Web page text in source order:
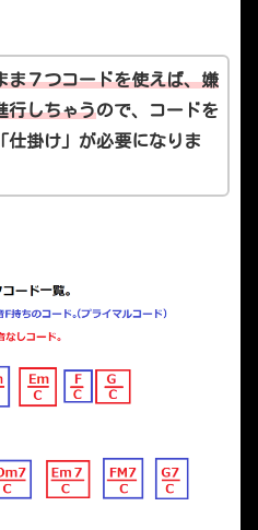
ま７つコードを使えば、嫌
行しちゃうので、コードを
仕掛け」が必要になりま